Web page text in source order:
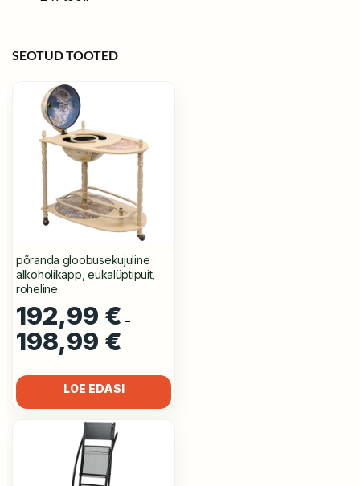
SEOTUD TOOTED
põranda gloobusekujuline
alkoholikapp, eukalüptipuit,
roheline
192,99 € –
198,99 €
LOE EDASI